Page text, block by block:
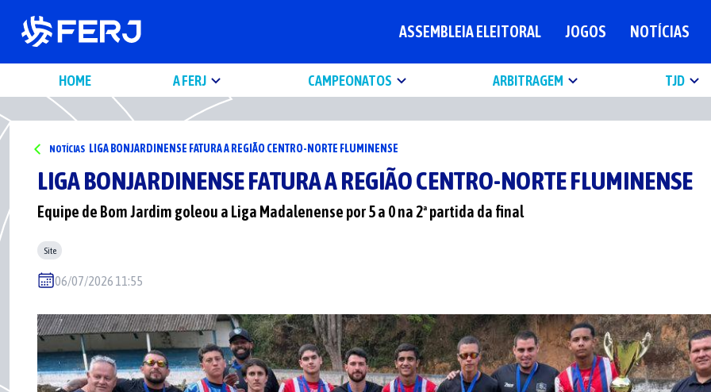
ASSEMBLEIA ELEITORAL JOGOS NOTÍCIAS
HOME A FERJ CAMPEONATOS ARBITRAGEM TJD
NOTÍCIAS LIGA BONJARDINENSE FATURA A REGIÃO CENTRO-NORTE FLUMINENSE
LIGA BONJARDINENSE FATURA A REGIÃO CENTRO-NORTE FLUMINENSE
Equipe de Bom Jardim goleou a Liga Madalenense por 5 a 0 na 2ª partida da final
Site
06/07/2026 11:55